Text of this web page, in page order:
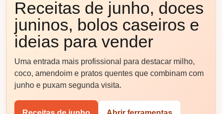
Receitas de junho, doces
juninos, bolos caseiros e
ideias para vender
Uma entrada mais profissional para destacar milho,
coco, amendoim e pratos quentes que combinam com
junho e puxam segunda visita.